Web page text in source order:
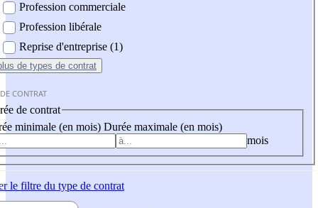
Profession commerciale
Profession libérale
Reprise d'entreprise (1)
de types de contrat
CONTRAT
de contrat
minimale (en mois) Durée maximale (en mois)
mois
le filtre du type de contrat